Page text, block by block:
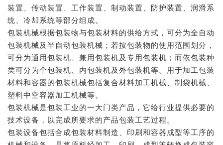
装置、传动装置、工作装置、制动装置、防护装置、润滑系
统、冷却系统等部分组成。
包装机械根据包装物与包装材料的供给方式，可分为全自动
包装机械及半自动包装机械；若按包装物的使用范围划分，
可分为通用包装机、兼用包装机及专用包装机；而依包装种
类可分为个包装机、内包装机及外包装机等。用于加工包装
材料和容器的包装机械包括复合材料加工机械、制袋机械、
塑料中空容器加工机械等。
包装机械是包装工业的一大门类产品，它给行业提供必要的
技术设备，以完成所要求的产品包装工艺过程。
包装设备包括合成包装材料制造、印刷和容器成型等工序的